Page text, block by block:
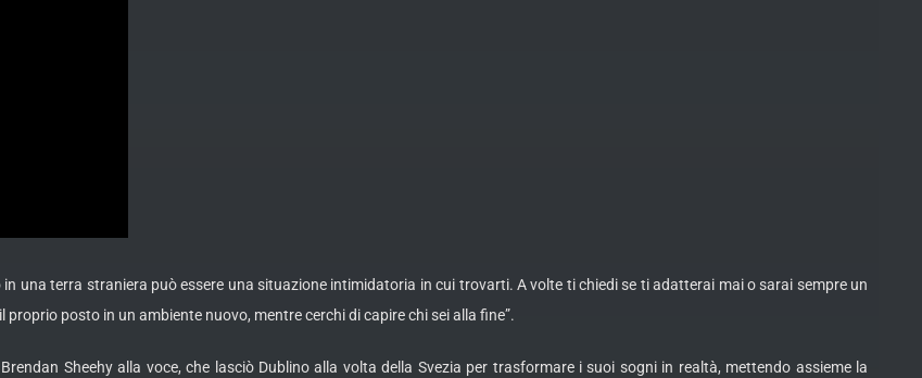
una terra straniera può essere una situazione intimidatoria in cui trovarti. A volte ti chiedi se ti adatterai mai o sarai sempre un
posto in un ambiente nuovo, mentre cerchi di capire chi sei alla fine”.
Sheehy alla voce, che lasciò Dublino alla volta della Svezia per trasformare i suoi sogni in realtà, mettendo assieme la